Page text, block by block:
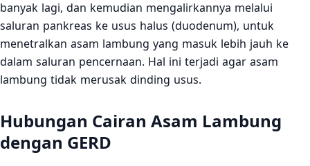
banyak lagi, dan kemudian mengalirkannya melalui
saluran pankreas ke usus halus (duodenum), untuk
menetralkan asam lambung yang masuk lebih jauh ke
dalam saluran pencernaan. Hal ini terjadi agar asam
lambung tidak merusak dinding usus.
Hubungan Cairan Asam Lambung
dengan GERD